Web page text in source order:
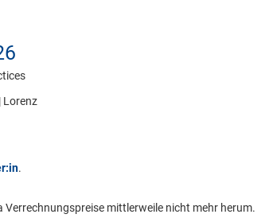
| Lorenz
.
mittlerweile nicht mehr herum.